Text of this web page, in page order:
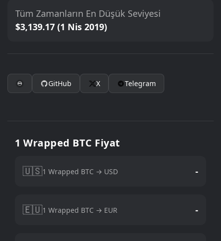
Tüm Zamanların En Düşük Seviyesi
$3,139.17 (1 Nis 2019)
GitHub X Telegram
1 Wrapped BTC Fiyat
🇺🇸1 Wrapped BTC → USD -
🇪🇺1 Wrapped BTC → EUR -